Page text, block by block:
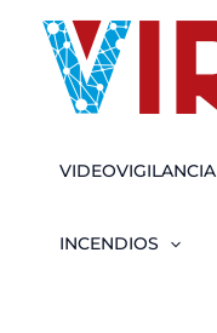
contenido
VIDEOVIGILANCIA
INCENDIOS